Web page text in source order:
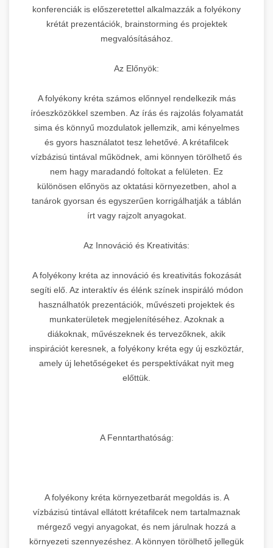
konferenciák is előszeretettel alkalmazzák a folyékony
krétát prezentációk, brainstorming és projektek
megvalósításához.
Az Előnyök:
A folyékony kréta számos előnnyel rendelkezik más
íróeszközökkel szemben. Az írás és rajzolás folyamatát
sima és könnyű mozdulatok jellemzik, ami kényelmes
és gyors használatot tesz lehetővé. A krétafilcek
vízbázisú tintával működnek, ami könnyen törölhető és
nem hagy maradandó foltokat a felületen. Ez
különösen előnyös az oktatási környezetben, ahol a
tanárok gyorsan és egyszerűen korrigálhatják a táblán
írt vagy rajzolt anyagokat.
Az Innováció és Kreativitás:
A folyékony kréta az innováció és kreativitás fokozását
segíti elő. Az interaktív és élénk színek inspiráló módon
használhatók prezentációk, művészeti projektek és
munkaterületek megjelenítéséhez. Azoknak a
diákoknak, művészeknek és tervezőknek, akik
inspirációt keresnek, a folyékony kréta egy új eszköztár,
amely új lehetőségeket és perspektívákat nyit meg
előttük.
A Fenntarthatóság:
A folyékony kréta környezetbarát megoldás is. A
vízbázisú tintával ellátott krétafilcek nem tartalmaznak
mérgező vegyi anyagokat, és nem járulnak hozzá a
környezeti szennyezéshez. A könnyen törölhető jellegük